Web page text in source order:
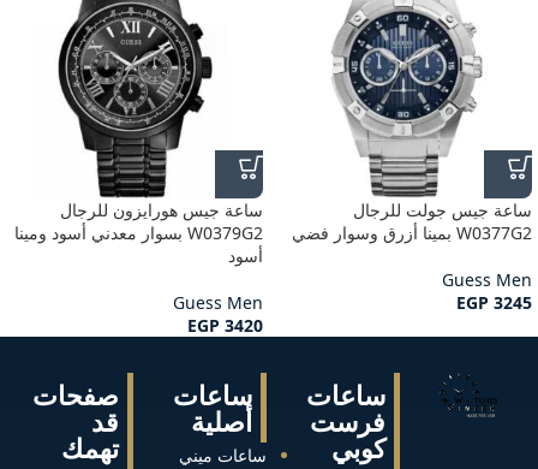
ساعة جيس جولت للرجال
W0377G2 بمينا أزرق وسوار فضي
Guess Men
EGP 3245
ساعة جيس هورايزون للرجال
W0379G2 بسوار معدني أسود ومينا
أسود
Guess Men
EGP 3420
صفحات
قد
تهمك
ساعات
أصلية
ساعات ميني
ساعات
فرست
كوبي